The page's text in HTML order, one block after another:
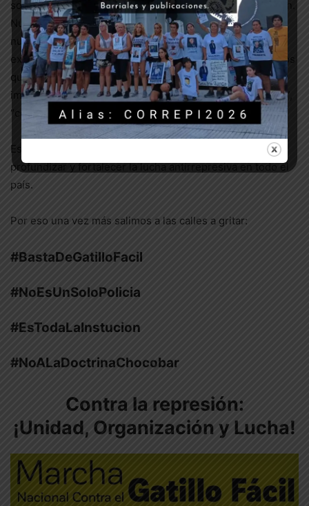
son excesos; no es un solo policía, sino toda la institución.
Nuestra herramienta para denunciar estos asesinatos es
nuestro Archivo de Casos, el cual armamos luego de una
exhaustiva búsqueda, porque la gran mayoría de los casos
quedan recluidos en los ámbitos en donde ocurrieron,
impunes, bajo el manto legitimador de “actos de servicio”,
“combate contra el crimen”, etc.
Este escenario nos demuestra que es indispensable
profundizar y fortalecer la lucha antirrepresiva en todo el
país.
Por eso una vez más salimos a las calles a gritar:
#BastaDeGatilloFacil
#NoEsUnSoloPolicia
#EsTodaLaInstucion
#NoALaDoctrinaChocobar
Contra la represión:
¡Unidad, Organización y Lucha!